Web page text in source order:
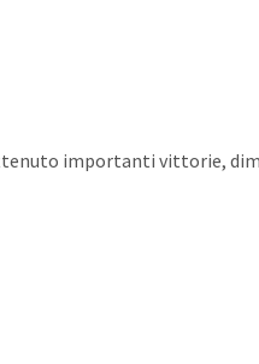
importanti vittorie,